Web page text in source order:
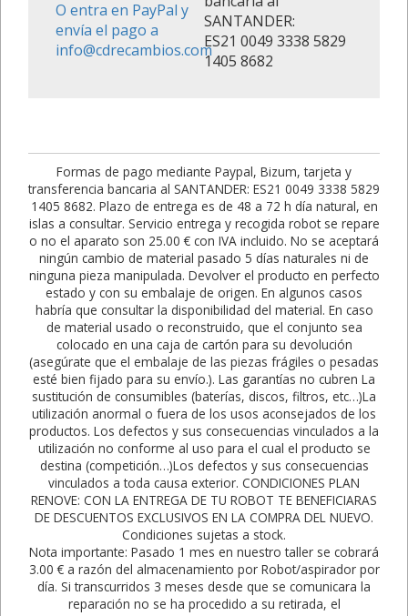
O entra en PayPal y
envía el pago a
info@cdrecambios.com
SANTANDER:
ES21 0049 3338 5829
1405 8682
Formas de pago mediante Paypal, Bizum, tarjeta y
transferencia bancaria al SANTANDER: ES21 0049 3338 5829
1405 8682. Plazo de entrega es de 48 a 72 h día natural, en
islas a consultar. Servicio entrega y recogida robot se repare
o no el aparato son 25.00 € con IVA incluido. No se aceptará
ningún cambio de material pasado 5 días naturales ni de
ninguna pieza manipulada. Devolver el producto en perfecto
estado y con su embalaje de origen. En algunos casos
habría que consultar la disponibilidad del material. En caso
de material usado o reconstruido, que el conjunto sea
colocado en una caja de cartón para su devolución
(asegúrate que el embalaje de las piezas frágiles o pesadas
esté bien fijado para su envío.). Las garantías no cubren La
sustitución de consumibles (baterías, discos, filtros, etc…)La
utilización anormal o fuera de los usos aconsejados de los
productos. Los defectos y sus consecuencias vinculados a la
utilización no conforme al uso para el cual el producto se
destina (competición…)Los defectos y sus consecuencias
vinculados a toda causa exterior. CONDICIONES PLAN
RENOVE: CON LA ENTREGA DE TU ROBOT TE BENEFICIARAS
DE DESCUENTOS EXCLUSIVOS EN LA COMPRA DEL NUEVO.
Condiciones sujetas a stock.
Nota importante: Pasado 1 mes en nuestro taller se cobrará
3.00 € a razón del almacenamiento por Robot/aspirador por
día. Si transcurridos 3 meses desde que se comunicara la
reparación no se ha procedido a su retirada, el